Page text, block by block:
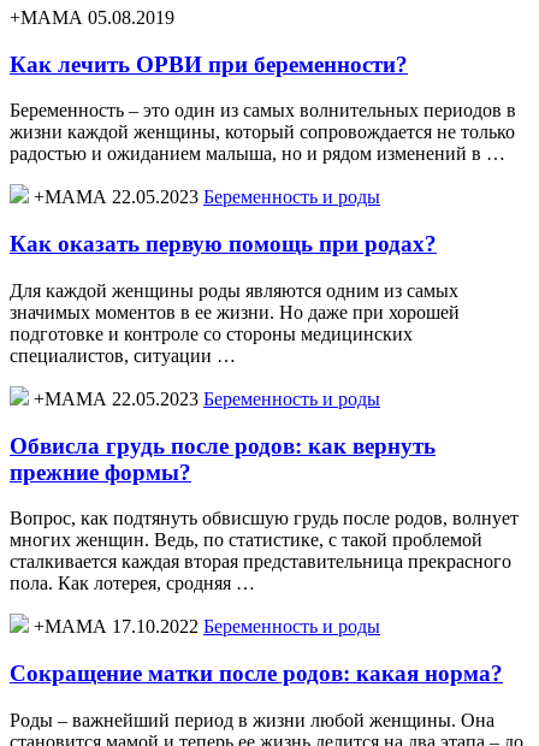
+МАМА 05.08.2019
Как лечить ОРВИ при беременности?
Беременность – это один из самых волнительных периодов в
жизни каждой женщины, который сопровождается не только
радостью и ожиданием малыша, но и рядом изменений в …
+МАМА 22.05.2023 Беременность и роды
Как оказать первую помощь при родах?
Для каждой женщины роды являются одним из самых
значимых моментов в ее жизни. Но даже при хорошей
подготовке и контроле со стороны медицинских
специалистов, ситуации …
+МАМА 22.05.2023 Беременность и роды
Обвисла грудь после родов: как вернуть
прежние формы?
Вопрос, как подтянуть обвисшую грудь после родов, волнует
многих женщин. Ведь, по статистике, с такой проблемой
сталкивается каждая вторая представительница прекрасного
пола. Как лотерея, сродняя …
+МАМА 17.10.2022 Беременность и роды
Сокращение матки после родов: какая норма?
Роды – важнейший период в жизни любой женщины. Она
становится мамой и теперь ее жизнь делится на два этапа – до